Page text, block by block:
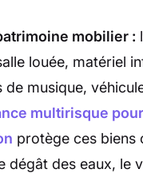
mobilier :
louée, matériel
de musique,
multirisque pour
protège ces biens
dégât des eaux, le